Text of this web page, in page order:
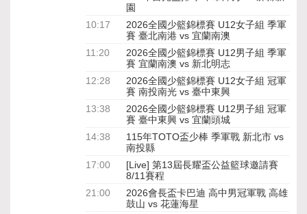
園
10:17
2026全國少籃錦標賽 U12女子組 季軍
賽 臺北南港 vs 宜蘭南澳
11:20
2026全國少籃錦標賽 U12男子組 季軍
賽 宜蘭南澳 vs 新北明志
12:28
2026全國少籃錦標賽 U12女子組 冠軍
賽 南投南光 vs 臺中東興
13:38
2026全國少籃錦標賽 U12男子組 冠軍
賽 臺中東興 vs 宜蘭頭城
14:38
115年TOTO盃少棒 季軍戰 新北市 vs
南投縣
17:00
[Live] 第13屆長耀盃公益籃球邀請賽
8/11賽程
21:00
2026會長盃卡巴迪 高中男冠軍戰 高雄
鼓山 vs 花蓮海星